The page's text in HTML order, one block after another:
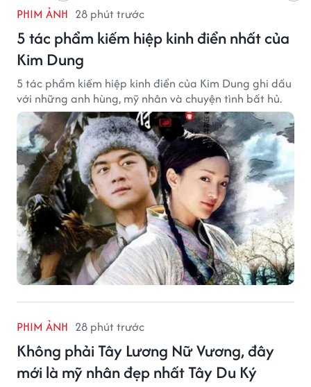
PHIM ẢNH 28 phút trước
5 tác phẩm kiếm hiệp kinh điển nhất của
Kim Dung
5 tác phẩm kiếm hiệp kinh điển của Kim Dung ghi dấu
với những anh hùng, mỹ nhân và chuyện tình bất hủ.
PHIM ẢNH 28 phút trước
Không phải Tây Lương Nữ Vương, đây
mới là mỹ nhân đẹp nhất Tây Du Ký